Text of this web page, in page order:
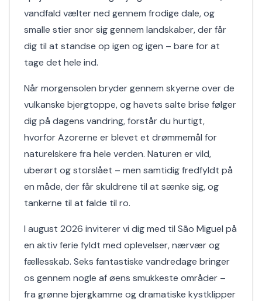
vandfald vælter ned gennem frodige dale, og
smalle stier snor sig gennem landskaber, der får
dig til at standse op igen og igen – bare for at
tage det hele ind.
Når morgensolen bryder gennem skyerne over de
vulkanske bjergtoppe, og havets salte brise følger
dig på dagens vandring, forstår du hurtigt,
hvorfor Azorerne er blevet et drømmemål for
naturelskere fra hele verden. Naturen er vild,
uberørt og storslået – men samtidig fredfyldt på
en måde, der får skuldrene til at sænke sig, og
tankerne til at falde til ro.
I august 2026 inviterer vi dig med til São Miguel på
en aktiv ferie fyldt med oplevelser, nærvær og
fællesskab. Seks fantastiske vandredage bringer
os gennem nogle af øens smukkeste områder –
fra grønne bjergkamme og dramatiske kystklipper